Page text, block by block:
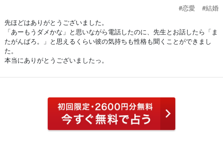
#恋愛
#結婚
先ほどはありがとうございました。
「あーもうダメかな」と思いながら電話したのに、先生とお話したら「ま
たがんばろ。」と思えるくらい彼の気持ちも性格も聞くことができまし
た。
本当にありがとうございましたっ。